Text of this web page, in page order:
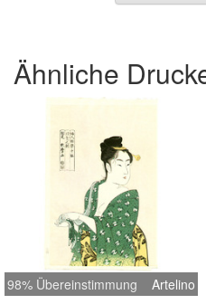
Ähnliche
98% Übereinstimmung Artelino